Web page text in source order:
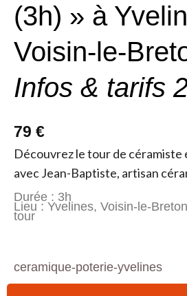
(3h) » à
Voisin-le-
Infos & tarifs
79 €
Découvrez le tour de céramiste
avec Jean-Baptiste, artisan
Durée : 3h
Lieu : Yvelines, Voisin-le-
tour
ceramique-poterie-yvelines